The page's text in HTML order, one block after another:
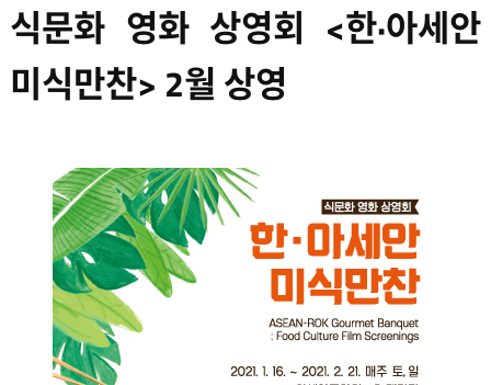
식문화 영화 상영회 <한·아세안
미식만찬> ​ 2월 상영